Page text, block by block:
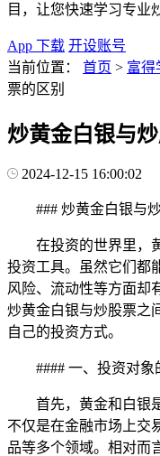
目，让您快速学习专业
App 下载 开设账号
当前位置：
首页 > 富得
票的区别
炒黄金白银与
2024-12-15 16:00:02
### 炒黄金白银与
在投资的世界里，
投资工具。虽然它们都
风险、流动性等方面却
炒黄金白银与炒股票之
自己的投资方式。
#### 一、投资对象
首先，黄金和白银
不仅是在金融市场上交
品等多个领域。相对而